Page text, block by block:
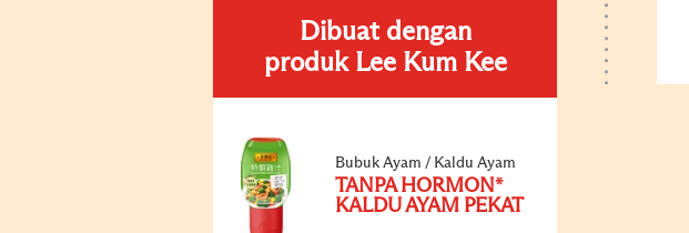
Dibuat dengan
produk Lee Kum Kee
Bubuk Ayam / Kaldu Ayam
TANPA HORMON*
KALDU AYAM PEKAT